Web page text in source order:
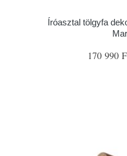
Íróasztal tölgyfa
170 990